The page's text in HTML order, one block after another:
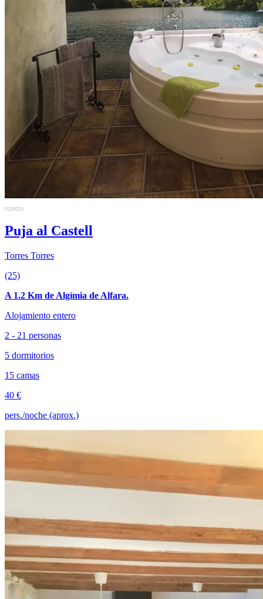
Puja al Castell
Torres Torres
(25)
A 1.2 Km de Algímia de Alfara.
Alojamiento entero
2 - 21 personas
5 dormitorios
15 camas
40 €
pers./noche (aprox.)